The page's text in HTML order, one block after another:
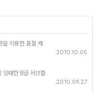
이용한 표절 캐
2010.10.05
태한 B급 서브컬
2010.09.27